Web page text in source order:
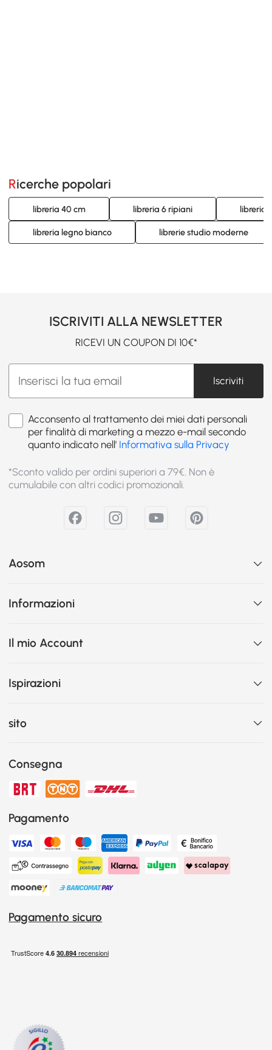
Ricerche popolari
libreria 40 cm libreria 6 ripiani libreria
libreria legno bianco librerie studio moderne
ISCRIVITI ALLA NEWSLETTER
RICEVI UN COUPON DI 10€*
Iscriviti
Acconsento al trattamento dei miei dati personali
per finalità di marketing a mezzo e-mail secondo
quanto indicato nell' Informativa sulla Privacy
*Sconto valido per ordini superiori a 79€. Non è
cumulabile con altri codici promozionali.
Aosom
Informazioni
Il mio Account
Ispirazioni
sito
Consegna
Pagamento
Pagamento sicuro